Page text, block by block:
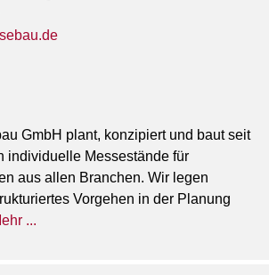
GmbH plant, konzipiert und baut seit
individuelle Messestände für
aus allen Branchen. Wir legen
Vorgehen in der Planung
...